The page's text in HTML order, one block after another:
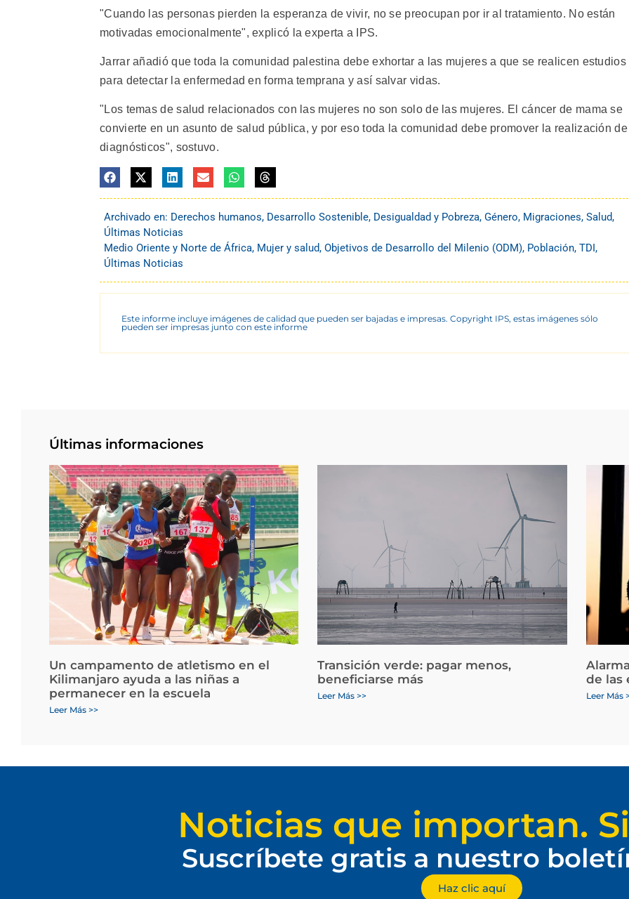
"Cuando las personas pierden la esperanza de vivir, no se preocupan por ir al tratamiento. No están
motivadas emocionalmente", explicó la experta a IPS.
Jarrar añadió que toda la comunidad palestina debe exhortar a las mujeres a que se realicen estudios
para detectar la enfermedad en forma temprana y así salvar vidas.
"Los temas de salud relacionados con las mujeres no son solo de las mujeres. El cáncer de mama se
convierte en un asunto de salud pública, y por eso toda la comunidad debe promover la realización de
diagnósticos", sostuvo.
Archivado en: Derechos humanos, Desarrollo Sostenible, Desigualdad y Pobreza, Género, Migraciones, Salud,
Últimas Noticias
Medio Oriente y Norte de África, Mujer y salud, Objetivos de Desarrollo del Milenio (ODM), Población, TDI,
Últimas Noticias
Este informe incluye imágenes de calidad que pueden ser bajadas e impresas. Copyright IPS, estas imágenes sólo
pueden ser impresas junto con este informe
Últimas informaciones
Un campamento de atletismo en el
Kilimanjaro ayuda a las niñas a
permanecer en la escuela
Leer Más >>
Transición verde: pagar menos,
beneficiarse más
Leer Más >>
de las
Leer Más
Noticias que importan.
Suscríbete gratis a nuestro
Haz clic aquí